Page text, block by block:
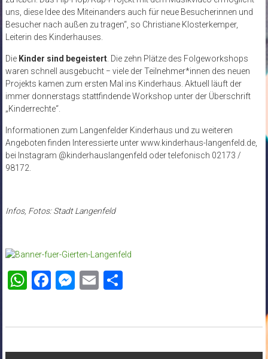
uns, diese Idee des Miteinanders auch für neue Besucherinnen und
Besucher nach außen zu tragen“, so Christiane Klosterkemper,
Leiterin des Kinderhauses.
Die Kinder sind begeistert. Die zehn Plätze des Folgeworkshops
waren schnell ausgebucht − viele der Teilnehmer*innen des neuen
Projekts kamen zum ersten Mal ins Kinderhaus. Aktuell läuft der
immer donnerstags stattfindende Workshop unter der Überschrift
„Kinderrechte“.
Informationen zum Langenfelder Kinderhaus und zu weiteren
Angeboten finden Interessierte unterwww.kinderhaus-langenfeld.de,
bei Instagram @kinderhauslangenfeld oder telefonisch 02173 /
98172.
Infos, Fotos: Stadt Langenfeld
WhatsApp
Facebook
Messenger
EmailTeilen